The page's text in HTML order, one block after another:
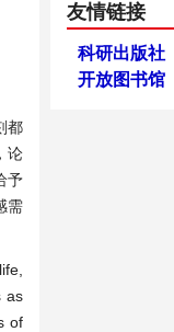
都
论
予
需
as
of
友情链接
科研出版社
开放图书馆